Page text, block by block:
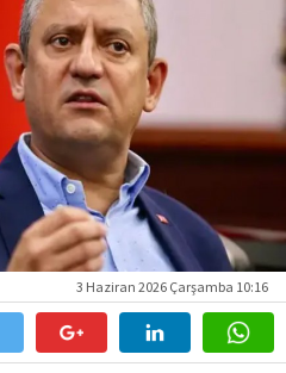
3 Haziran 2026 Çarşamba 10:16